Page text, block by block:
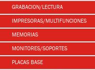
GRABACION/LECTURA
IMPRESORAS/MULTIFUNCIONES
MEMORIAS
MONITORES/SOPORTES
PLACAS BASE